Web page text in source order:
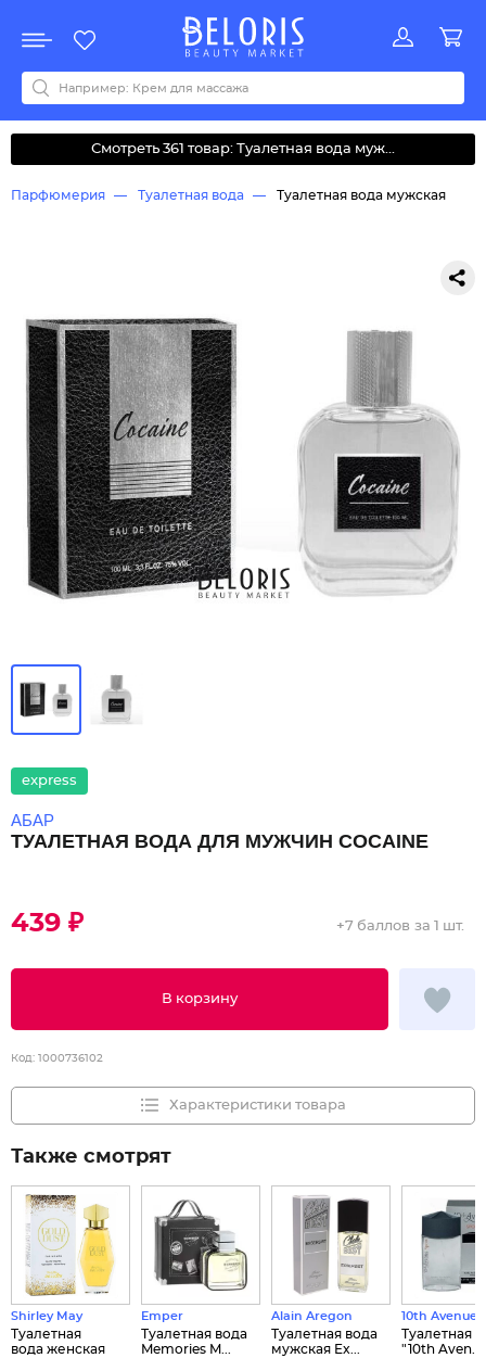
Акции
Все бренды
0-9ABCDEFGHIJKLMNOPQRSTUVWYZАБВДЗИМОКЛНПРСТУФ
Смотреть 361 товар: Туалетная вода муж...
Парфюмерия Туалетная вода Туалетная вода мужская
express
АБАР
ТУАЛЕТНАЯ ВОДА ДЛЯ МУЖЧИН COCAINE
439 ₽
В корзину
+7 баллов за 1 шт.
Код: 1000736102
Характеристики товара
Также смотрят
Shirley May
Туалетная
вода женская
Emper
Туалетная вода
Memories M...
Alain Aregon
Туалетная вода
мужская Ex...
10th Avenue
Туалетная
"10th Aven...